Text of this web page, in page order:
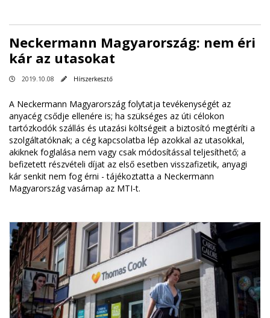
Neckermann Magyarország: nem éri
kár az utasokat
2019.10.08 Hírszerkesztő
A Neckermann Magyarország folytatja tevékenységét az
anyacég csődje ellenére is; ha szükséges az úti célokon
tartózkodók szállás és utazási költségeit a biztosító megtéríti a
szolgáltatóknak; a cég kapcsolatba lép azokkal az utasokkal,
akiknek foglalása nem vagy csak módosítással teljesíthető; a
befizetett részvételi díjat az első esetben visszafizetik, anyagi
kár senkit nem fog érni - tájékoztatta a Neckermann
Magyarország vasárnap az MTI-t.